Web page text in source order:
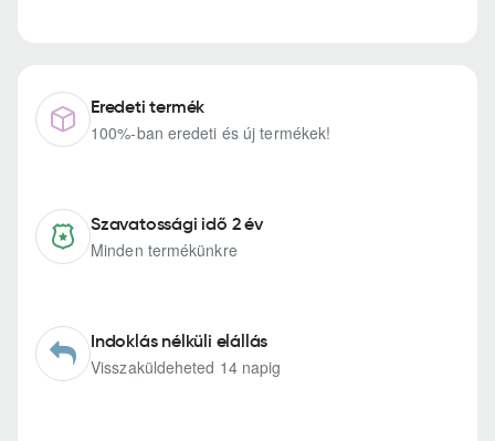
Eredeti termék
100%-ban eredeti és új termékek!
Szavatossági idő 2 év
Minden termékünkre
Indoklás nélküli elállás
Visszaküldeheted 14 napig